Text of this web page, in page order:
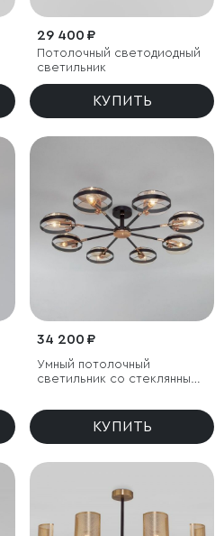
29 400 ₽
Потолочный светодиодный
светильник
КУПИТЬ
34 200 ₽
Умный потолочный
светильник со стеклянными
КУПИТЬ